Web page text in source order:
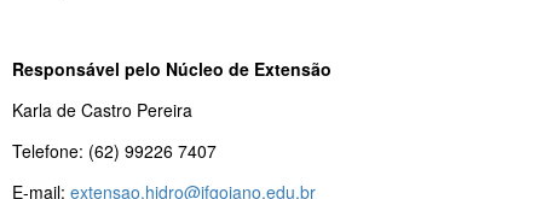
Responsável pelo Núcleo de Extensão
Karla de Castro Pereira
Telefone: (62) 99226 7407
E-mail: extensao.hidro@ifgoiano.edu.br